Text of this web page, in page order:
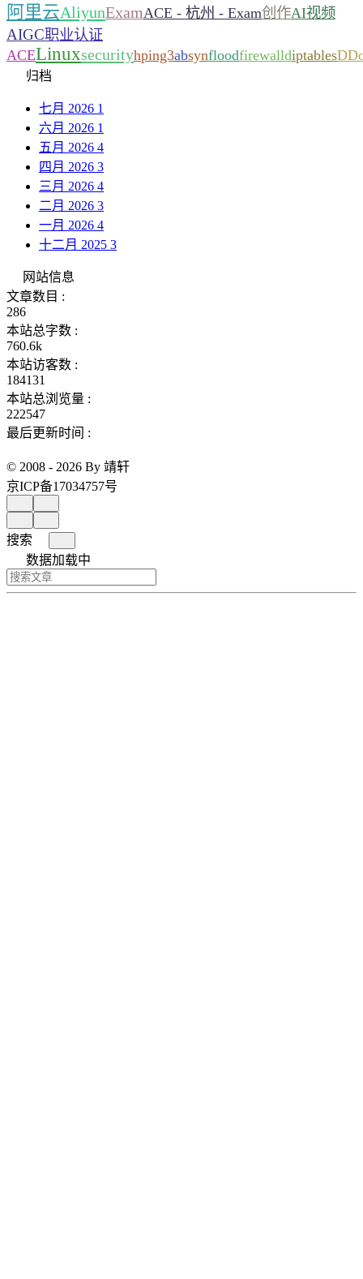
阿里云AliyunExamACE - 杭州 - Exam创作AI视频
AIGC职业认证
ACELinuxsecurityhping3absynfloodfirewalldiptables
归档
七月 2026 1
六月 2026 1
五月 2026 4
四月 2026 3
三月 2026 4
二月 2026 3
一月 2026 4
十二月 2025 3
网站信息
文章数目 :
286
本站总字数 :
760.6k
本站访客数 :
184131
本站总浏览量 :
222547
最后更新时间 :
© 2008 - 2026 By 靖轩
京ICP备17034757号
搜索
数据加载中